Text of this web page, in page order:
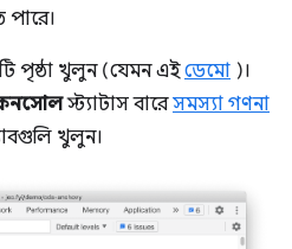
পৃষ্ঠা খুলুন (যেমন এইডেমো )।
স্ট্যাটাস বারেসমস্যা গণনা
খুলুন।